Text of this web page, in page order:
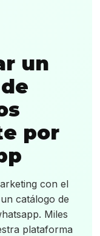
un
por
con el
catálogo de
Miles
plataforma